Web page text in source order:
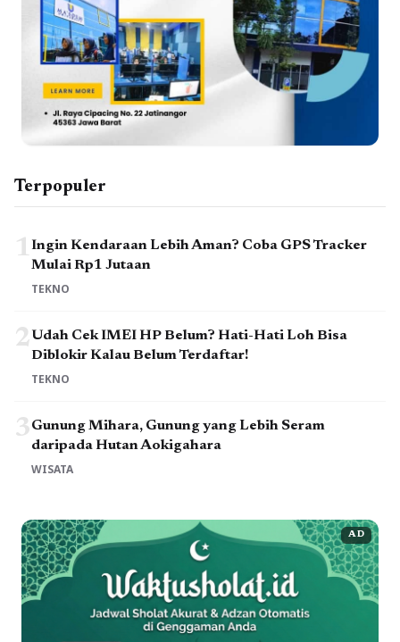
Terpopuler
1Ingin Kendaraan Lebih Aman? Coba GPS Tracker
Mulai Rp1 Jutaan
TEKNO
2Udah Cek IMEI HP Belum? Hati-Hati Loh Bisa
Diblokir Kalau Belum Terdaftar!
TEKNO
3Gunung Mihara, Gunung yang Lebih Seram
daripada Hutan Aokigahara
WISATA
AD